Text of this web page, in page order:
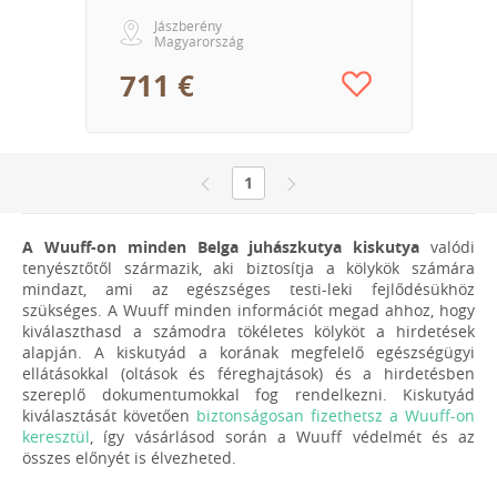
Jászberény
Magyarország
711 €
1
A Wuuff-on minden Belga juhászkutya kiskutya valódi
tenyésztőtől származik, aki biztosítja a kölykök számára
mindazt, ami az egészséges testi-leki fejlődésükhöz
szükséges. A Wuuff minden információt megad ahhoz, hogy
kiválaszthasd a számodra tökéletes kölyköt a hirdetések
alapján. A kiskutyád a korának megfelelő egészségügyi
ellátásokkal (oltások és féreghajtások) és a hirdetésben
szereplő dokumentumokkal fog rendelkezni. Kiskutyád
kiválasztását követően biztonságosan fizethetsz a Wuuff-on
keresztül, így vásárlásod során a Wuuff védelmét és az
összes előnyét is élvezheted.